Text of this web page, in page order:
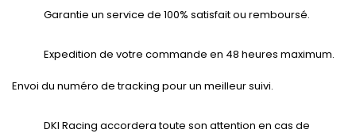
Garantie un service de 100% satisfait ou remboursé.
Expedition de votre commande en 48 heures maximum.
Envoi du numéro de tracking pour un meilleur suivi.
DKI Racing accordera toute son attention en cas de